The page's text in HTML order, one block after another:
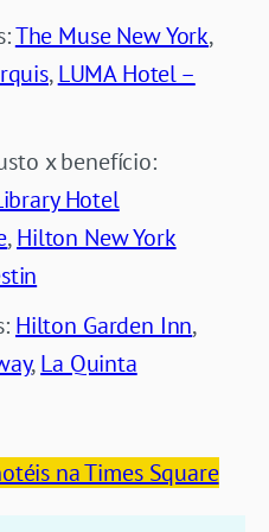
The Muse New York,
,LUMA Hotel –
x benefício:
Hotel
,Hilton New York
Hilton Garden Inn,
,La Quinta
na Times Square